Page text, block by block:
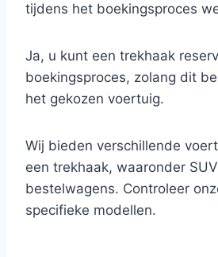
tijdens het boekingsproces
Ja, u kunt een trekhaak
boekingsproces, zolang dit
het gekozen voertuig.
Wij bieden verschillende
een trekhaak, waaronder
bestelwagens. Controleer
specifieke modellen.